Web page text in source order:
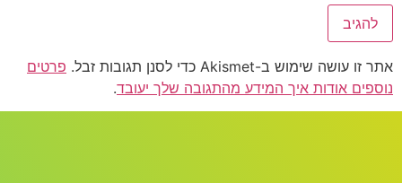
אתר זו עושה שימוש ב-Akismet כדי לסנן תגובות זבל.
פרטים
נוספים אודות איך המידע מהתגובה שלך יעובד.